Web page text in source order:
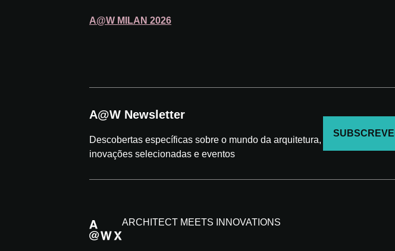
A@W MILAN 2026
A@W Newsletter
Descobertas específicas sobre o mundo da arquitetura,
inovações selecionadas e eventos
ARCHITECT MEETS INNOVATIONS